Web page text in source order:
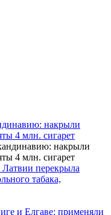
накрыли
4 млн. сигарет
перекрыла
табака,
и Елгаве: применяли